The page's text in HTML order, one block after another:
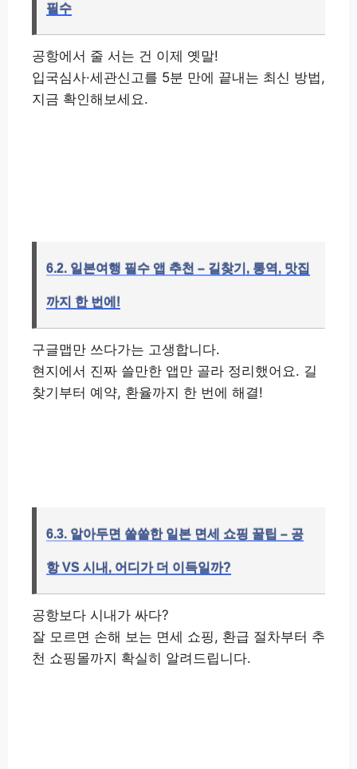
필수
공항에서 줄 서는 건 이제 옛말!
입국심사·세관신고를 5분 만에 끝내는 최신 방법,
지금 확인해보세요.
6.2. 일본여행 필수 앱 추천 – 길찾기, 통역, 맛집
까지 한 번에!
구글맵만 쓰다가는 고생합니다.
현지에서 진짜 쓸만한 앱만 골라 정리했어요. 길
찾기부터 예약, 환율까지 한 번에 해결!
6.3. 알아두면 쏠쏠한 일본 면세 쇼핑 꿀팁 – 공
항 VS 시내, 어디가 더 이득일까?
공항보다 시내가 싸다?
잘 모르면 손해 보는 면세 쇼핑, 환급 절차부터 추
천 쇼핑몰까지 확실히 알려드립니다.